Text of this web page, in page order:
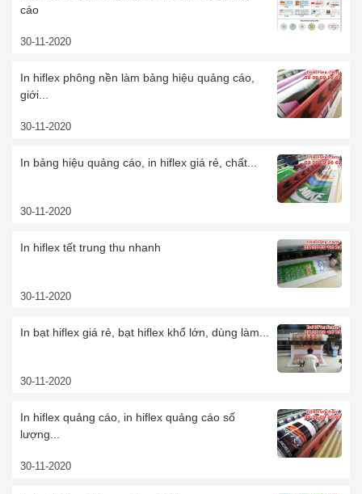
cáo
30-11-2020
In hiflex phông nền làm bảng hiệu quảng cáo,
giới...
30-11-2020
In bảng hiệu quảng cáo, in hiflex giá rẻ, chất...
30-11-2020
In hiflex tết trung thu nhanh
30-11-2020
In bạt hiflex giá rẻ, bạt hiflex khổ lớn, dùng làm...
30-11-2020
In hiflex quảng cáo, in hiflex quảng cáo số
lượng...
30-11-2020